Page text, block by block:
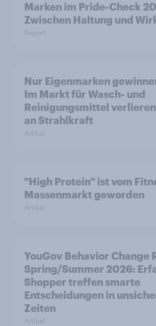
Marken im Pride-Check
Zwischen Haltung und
Report
Nur Eigenmarken
Im Markt für Wasch- und
Reinigungsmittel
an Strahlkraft
Artikel
"High Protein" ist vom
Massenmarkt geworden
Artikel
YouGov Behavior Change
Spring/Summer 2026:
Shopper treffen smarte
Entscheidungen in
Zeiten
Artikel